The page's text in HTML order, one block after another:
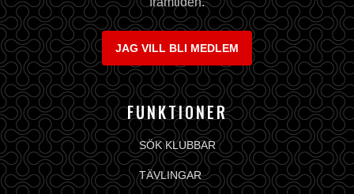
JAG VILL BLI MEDLEM
FUNKTIONER
SÖK KLUBBAR
TÄVLINGAR